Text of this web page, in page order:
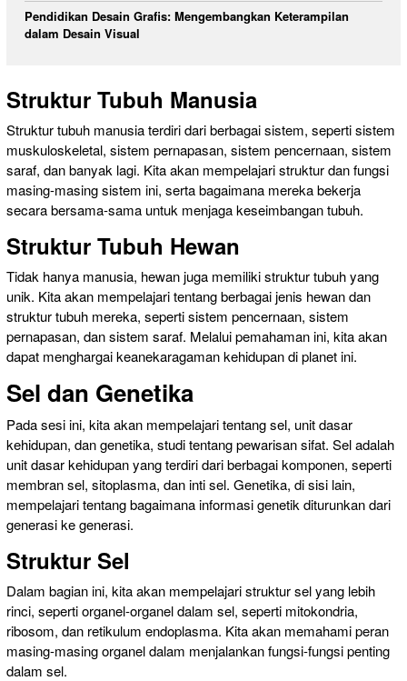
Pendidikan Desain Grafis: Mengembangkan Keterampilan
dalam Desain Visual
Struktur Tubuh Manusia
Struktur tubuh manusia terdiri dari berbagai sistem, seperti sistem
muskuloskeletal, sistem pernapasan, sistem pencernaan, sistem
saraf, dan banyak lagi. Kita akan mempelajari struktur dan fungsi
masing-masing sistem ini, serta bagaimana mereka bekerja
secara bersama-sama untuk menjaga keseimbangan tubuh.
Struktur Tubuh Hewan
Tidak hanya manusia, hewan juga memiliki struktur tubuh yang
unik. Kita akan mempelajari tentang berbagai jenis hewan dan
struktur tubuh mereka, seperti sistem pencernaan, sistem
pernapasan, dan sistem saraf. Melalui pemahaman ini, kita akan
dapat menghargai keanekaragaman kehidupan di planet ini.
Sel dan Genetika
Pada sesi ini, kita akan mempelajari tentang sel, unit dasar
kehidupan, dan genetika, studi tentang pewarisan sifat. Sel adalah
unit dasar kehidupan yang terdiri dari berbagai komponen, seperti
membran sel, sitoplasma, dan inti sel. Genetika, di sisi lain,
mempelajari tentang bagaimana informasi genetik diturunkan dari
generasi ke generasi.
Struktur Sel
Dalam bagian ini, kita akan mempelajari struktur sel yang lebih
rinci, seperti organel-organel dalam sel, seperti mitokondria,
ribosom, dan retikulum endoplasma. Kita akan memahami peran
masing-masing organel dalam menjalankan fungsi-fungsi penting
dalam sel.